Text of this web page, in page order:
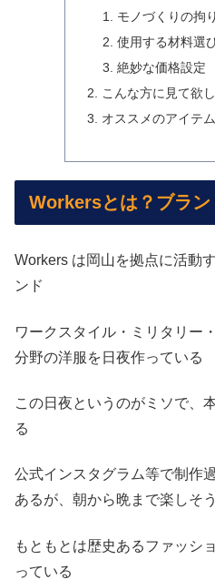
モノづくりの拘
使用する材料選
絶妙な価格設定
こんな方に見て欲
オススメのアイテ
Workersとは？ブラン
Workers は岡山を拠点に活動
ンド
ワークスタイル・ミリタリー
分野の洋服を日夜作っている
この日夜というのがミソで、
る
公式インスタグラム等で制作
あるが、朝から晩まで楽しそ
もともとは歴史あるファッシ
っている